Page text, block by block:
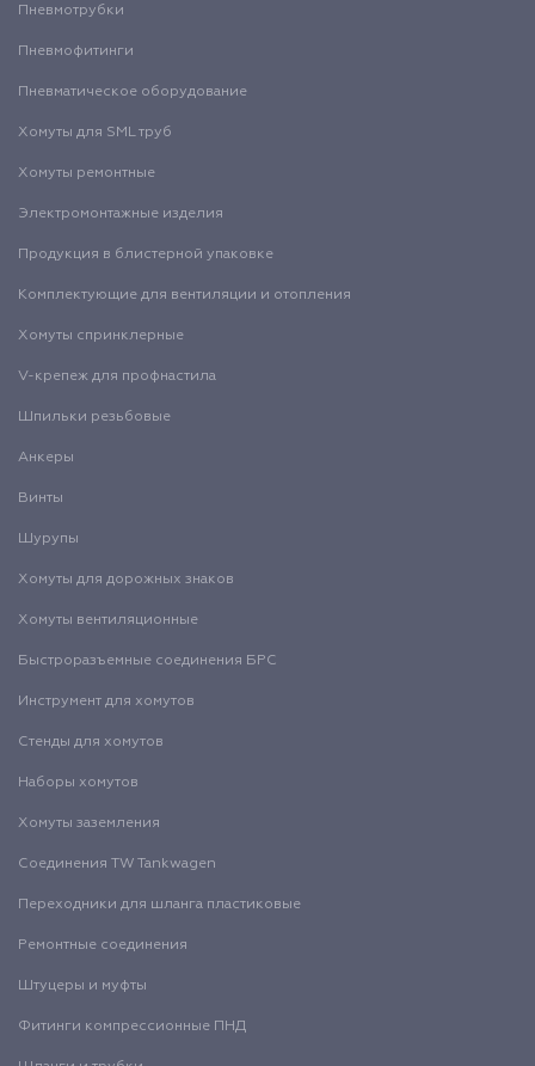
Пневмотрубки
Пневмофитинги
Пневматическое оборудование
Хомуты для SML труб
Хомуты ремонтные
Электромонтажные изделия
Продукция в блистерной упаковке
Комплектующие для вентиляции и отопления
Хомуты спринклерные
V-крепеж для профнастила
Шпильки резьбовые
Анкеры
Винты
Шурупы
Хомуты для дорожных знаков
Хомуты вентиляционные
Быстроразъемные соединения БРС
Инструмент для хомутов
Стенды для хомутов
Наборы хомутов
Хомуты заземления
Соединения TW Tankwagen
Переходники для шланга пластиковые
Ремонтные соединения
Штуцеры и муфты
Фитинги компрессионные ПНД